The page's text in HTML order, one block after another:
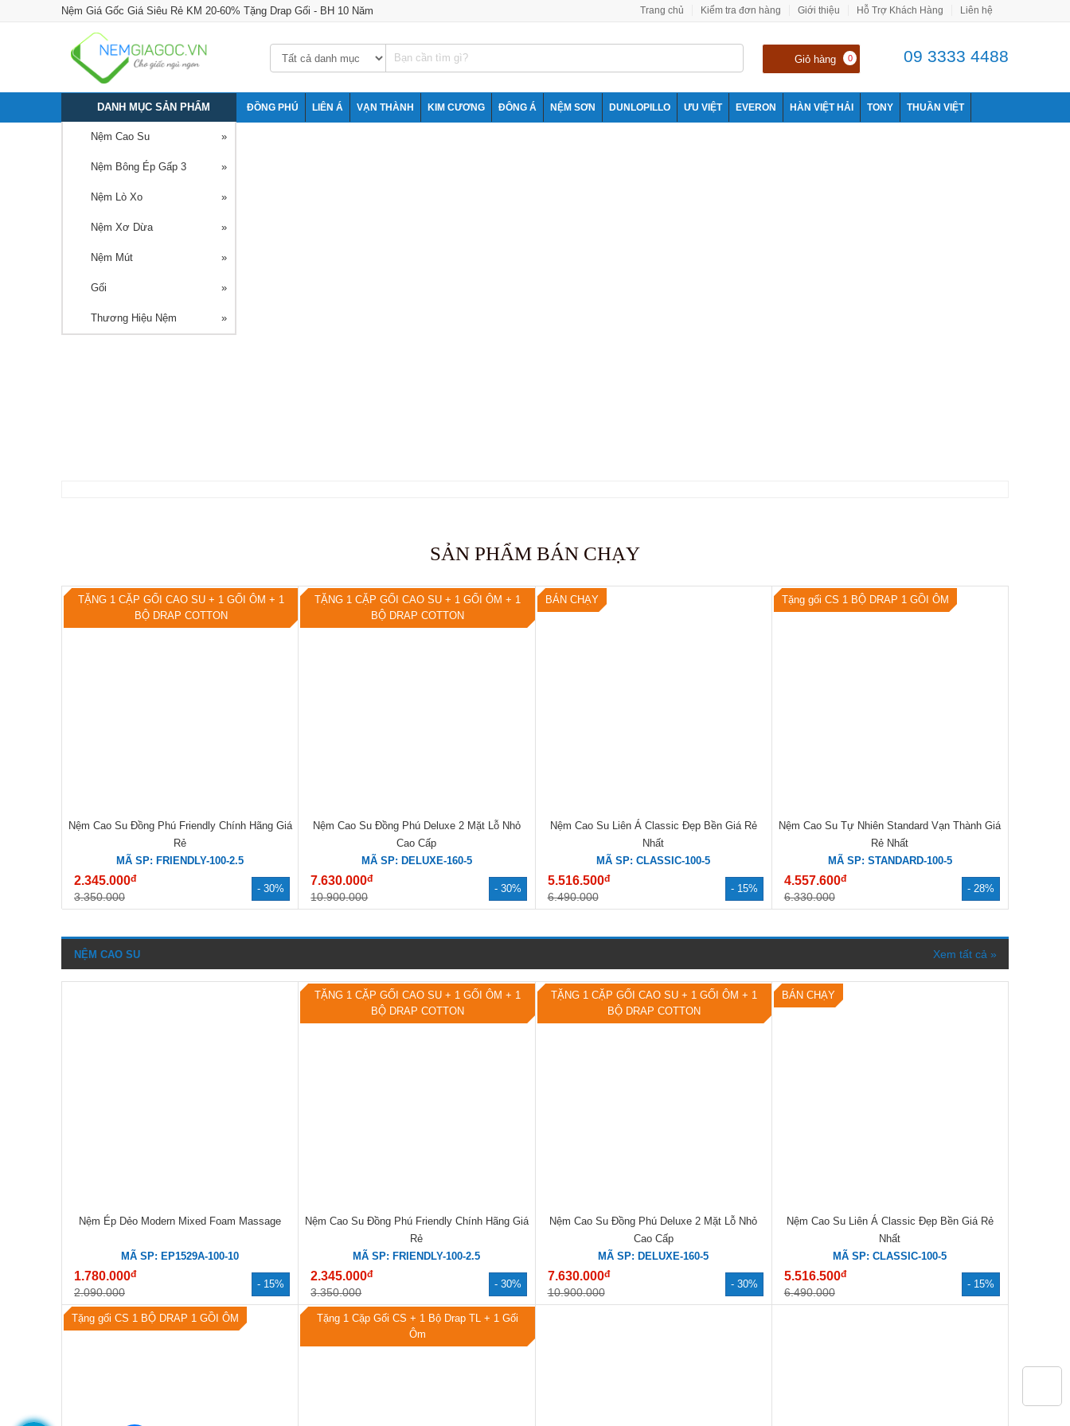
Nệm Giá Gốc Giá Siêu Rẻ KM 20-60% Tặng Drap Gối - BH 10 Năm Trang chủ Kiểm tra đơn hàng Giới thiệu Hỗ Trợ Khách Hàng Liên hệ
Giỏ hàng 0 09 3333 4488
DANH MỤC SẢN PHẨM
Nệm Cao Su
Nệm Bông Ép Gấp 3
Nệm Lò Xo
Nệm Xơ Dừa
Nệm Mút
Gối
Thương Hiệu Nệm
ĐỒNG PHÚ LIÊN Á VẠN THÀNH KIM CƯƠNG ĐÔNG Á NỆM SƠN DUNLOPILLO ƯU VIỆT EVERON HÀN VIỆT HẢI TONY THUẦN VIỆT
SẢN PHẨM BÁN CHẠY
TẶNG 1 CẶP GỐI CAO SU + 1 GỐI ÔM + 1
Nệm Cao Su Đồng Phú Friendly Chính Hãng Giá
MÃ SP: FRIENDLY-100-2.5
2.345.000đ
TẶNG 1 CẶP GỐI CAO SU + 1 GỐI ÔM + 1
Nệm Cao Su Đồng Phú Deluxe 2 Mặt Lỗ Nhỏ
MÃ SP: DELUXE-160-5
7.630.000đ
Nệm Cao Su Liên Á Classic Đẹp Bền Giá Rẻ
MÃ SP: CLASSIC-100-5
5.516.500đ
Nệm Cao Su Tự Nhiên Standard Vạn Thành Giá
MÃ SP: STANDARD-100-5
4.557.600đ
Xem tất cả »
Nệm Ép Dẻo Modern Mixed Foam Massage
MÃ SP: EP1529A-100-10
1.780.000đ
2.090.000
TẶNG 1 CẶP GỐI CAO SU + 1 GỐI ÔM + 1
- 30%
Nệm Cao Su Đồng Phú Friendly Chính Hãng Giá
MÃ SP: FRIENDLY-100-2.5
2.345.000đ
3.350.000
TẶNG 1 CẶP GỐI CAO SU + 1 GỐI ÔM + 1
Nệm Cao Su Đồng Phú Deluxe 2 Mặt Lỗ Nhỏ
MÃ SP: DELUXE-160-5
7.630.000đ
Nệm Cao Su Liên Á Classic Đẹp Bền Giá Rẻ
MÃ SP: CLASSIC-100-5
5.516.500đ
Tặng 1 Cặp Gối CS + 1 Bộ Drap TL + 1 Gối